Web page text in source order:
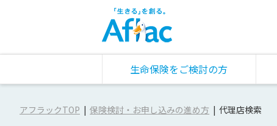
生命保険をご検討の方
アフラックTOP 保険検討・お申し込みの進め方 代理店検索